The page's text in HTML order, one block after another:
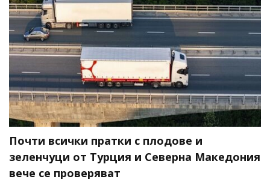
Почти всички пратки с плодове и
зеленчуци от Турция и Северна Македония
вече се проверяват